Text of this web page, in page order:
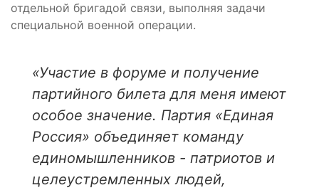
отдельной бригадой связи, выполняя задачи
специальной военной операции.
«Участие в форуме и получение
партийного билета для меня имеют
особое значение. Партия «Единая
Россия» объединяет команду
единомышленников - патриотов и
целеустремленных людей,